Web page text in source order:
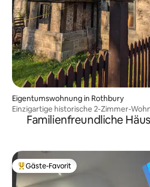
Eigentumswohnung in Rothbury
Einzigartige historische 2-Zimmer-
Jahrhundert.
Familienfreundliche
Beliebter Gäste-Favorit.
Gäste-Favorit